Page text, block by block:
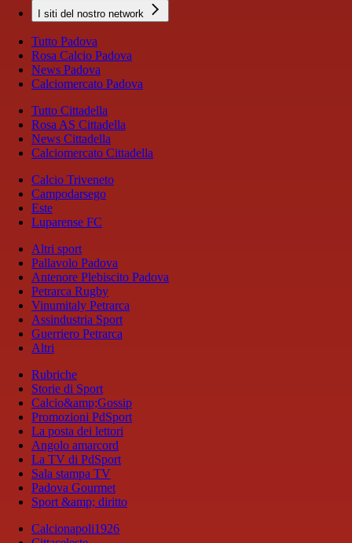
I siti del nostro network
Tutto Padova
Rosa Calcio Padova
News Padova
Calciomercato Padova
Tutto Cittadella
Rosa AS Cittadella
News Cittadella
Calciomercato Cittadella
Calcio Triveneto
Campodarsego
Este
Luparense FC
Altri sport
Pallavolo Padova
Antenore Plebiscito Padova
Petrarca Rugby
Vinumitaly Petrarca
Assindustria Sport
Guerriero Petrarca
Altri
Rubriche
Storie di Sport
Calcio&amp;Gossip
Promozioni PdSport
La posta dei lettori
Angolo amarcord
La TV di PdSport
Sala stampa TV
Padova Gourmet
Sport &amp; diritto
Calcionapoli1926